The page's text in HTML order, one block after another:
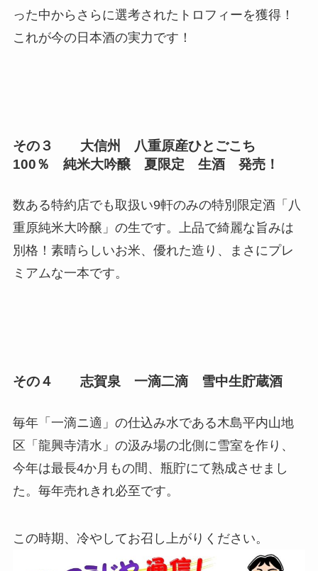
った中からさらに選考されたトロフィーを獲得！
これが今の日本酒の実力です！
その３ 大信州 八重原産ひとごこち
100％ 純米大吟醸 夏限定 生酒 発売！
数ある特約店でも取扱い9軒のみの特別限定酒「八
重原純米大吟醸」の生です。上品で綺麗な旨みは
別格！素晴らしいお米、優れた造り、まさにプレ
ミアムな一本です。
その４ 志賀泉 一滴二滴 雪中生貯蔵酒
毎年「一滴ニ適」の仕込み水である木島平内山地
区「龍興寺清水」の汲み場の北側に雪室を作り、
今年は最長4か月もの間、瓶貯にて熟成させまし
た。毎年売れきれ必至です。
この時期、冷やしてお召し上がりください。